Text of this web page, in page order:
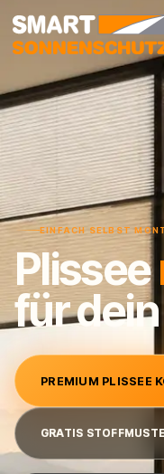
EINFACH SELBST
Plissee
für
PREMIUM PLISSEE
GRATIS